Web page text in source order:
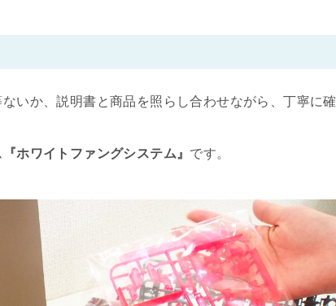
いか、説明書と商品を照らし合わせながら、丁寧に確
『ホワイトファングシステム』 です。